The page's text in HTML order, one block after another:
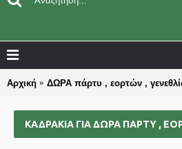
Αρχική ΔΩΡΑ πάρτυ , εορτών ,
ΚΑΔΡΑΚΙΑ ΓΙΑ ΔΏΡΑ ΠΆΡΤΥ ,